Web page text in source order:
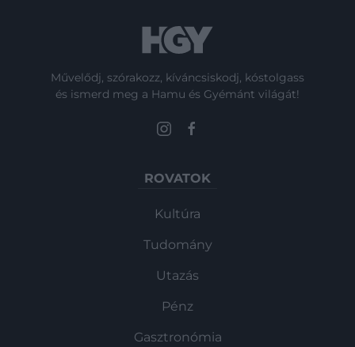
Művelődj, szórakozz, kíváncsiskodj, kóstolgass
és ismerd meg a Hamu és Gyémánt világát!
ROVATOK
Kultúra
Tudomány
Utazás
Pénz
Gasztronómia